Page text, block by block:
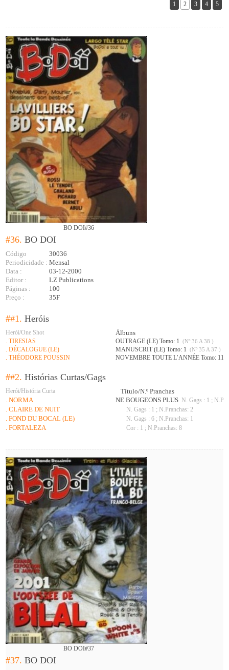
1 2 3 4 5
BO DOI#36
#36.BO DOI
Código
30036
Periodicidade : Mensal
Data :
03-12-2000
Editor :
LZ Publications
Páginas :
100
Preço :
35F
##1.Heróis
Herói/One Shot Álbuns
. TIRESIAS OUTRAGE (LE) Tomo: 1 (Nº 36 A 38 )
. DÉCALOGUE (LE) MANUSCRIT (LE) Tomo: 1 (Nº 35 A 37 )
. THÉODORE POUSSIN NOVEMBRE TOUTE L’ANNÉE Tomo: 11
##2.Histórias Curtas/Gags
Herói/História Curta
Título/N.º Pranchas
. NORMA
NE BOUGEONS PLUS N. Gags : 1 ;
. CLAIRE DE NUIT N. Gags : 1 ; N.Pranchas: 2
. FOND DU BOCAL (LE) N. Gags : 6 ; N.Pranchas: 1
. FORTALEZA Cor : 1 ; N.Pranchas: 8
BO DOI#37
#37.BO DOI